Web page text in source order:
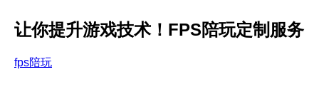
让你提升游戏技术！FPS陪玩定制服务
fps陪玩